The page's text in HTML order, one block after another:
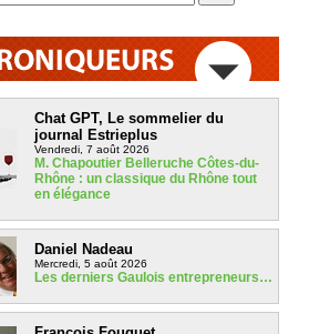
Chat GPT, Le sommelier du
journal Estrieplus
Vendredi, 7 août 2026
M. Chapoutier Belleruche Côtes-du-
Rhône : un classique du Rhône tout
en élégance
Daniel Nadeau
Mercredi, 5 août 2026
Les derniers Gaulois entrepreneurs…